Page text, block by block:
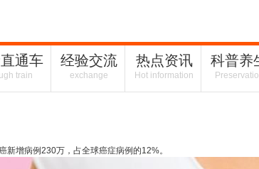
通车
train
经验交流
exchange
热点资讯
Hot information
科普养
新增病例230万，占全球癌症病例的12%。